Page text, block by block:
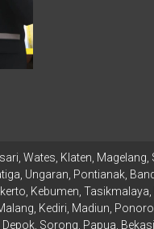
Wates, Klaten, Magelang,
Ungaran, Pontianak,
Kebumen,
Kediri, Madiun,
Sorong, Papua,